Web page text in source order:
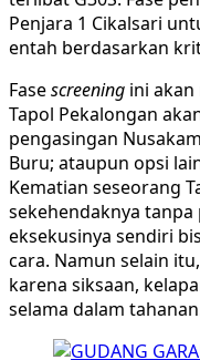
Penjara 1 Cikalsari
entah berdasarkan
Fasescreening ini
Tapol Pekalongan
pengasingan
Buru; ataupun opsi
Kematian seseorang
sekehendaknya
eksekusinya sendiri
cara. Namun selain
karena siksaan,
selama dalam